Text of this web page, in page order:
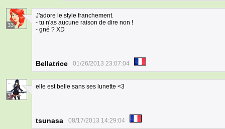
33
J'adore le style franchement.
- tu n'as aucune raison de dire non !
- gné ? XD
Bellatrice 01/26/2013 23:07:04
3
elle est belle sans ses lunette <3
tsunasa 08/17/2013 14:29:04